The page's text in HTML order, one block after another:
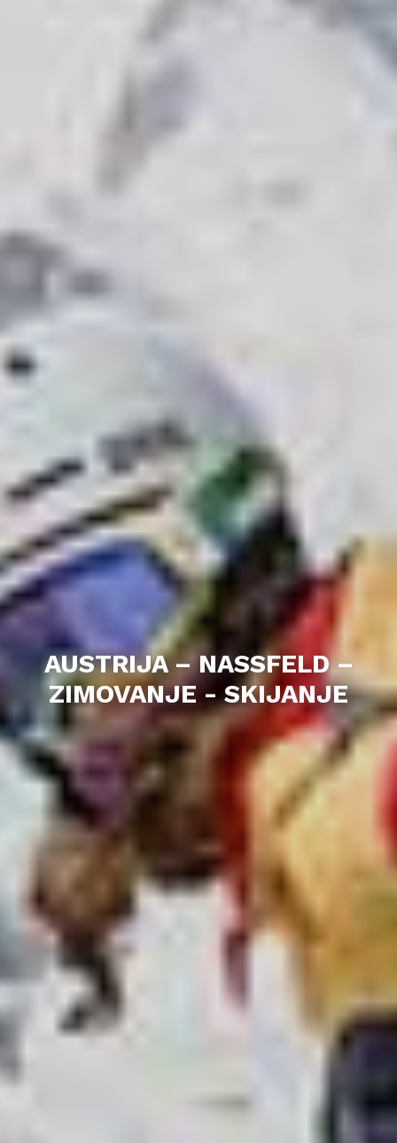
AUSTRIJA – NASSFELD –
ZIMOVANJE - SKIJANJE